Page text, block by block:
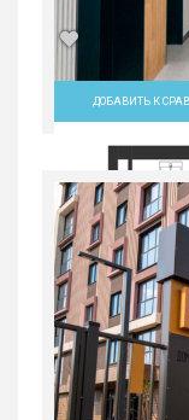
2-комн.
ВИЗе...
Россия,
Екатеринбург
8 290 000
2
ДОБАВИТЬ К